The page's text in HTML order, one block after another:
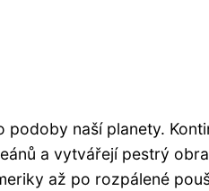
podoby naší planety.
a vytvářejí pestrý
až po rozpálené